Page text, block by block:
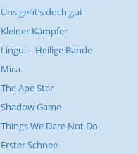
Uns geht‘s doch gut
Kleiner Kämpfer
Lingui – Heilige Bande
Mica
The Ape Star
Shadow Game
Things We Dare Not Do
Erster Schnee